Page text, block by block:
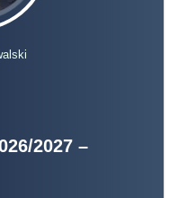
2027 –